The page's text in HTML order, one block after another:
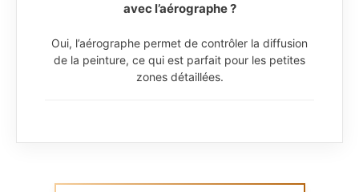
avec l’aérographe ?
Oui, l’aérographe permet de contrôler la diffusion
de la peinture, ce qui est parfait pour les petites
zones détaillées.